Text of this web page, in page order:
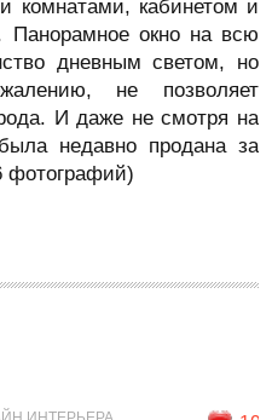
комнатами, кабинетом и
Панорамное окно на всю
дневным светом, но
не позволяет
И даже не смотря на
недавно продана за
фотографий)